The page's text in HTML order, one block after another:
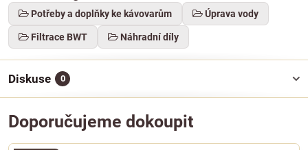
Potřeby a doplňky ke kávovarům Úprava vody
Filtrace BWT Náhradní díly
Diskuse 0
Doporučujeme dokoupit